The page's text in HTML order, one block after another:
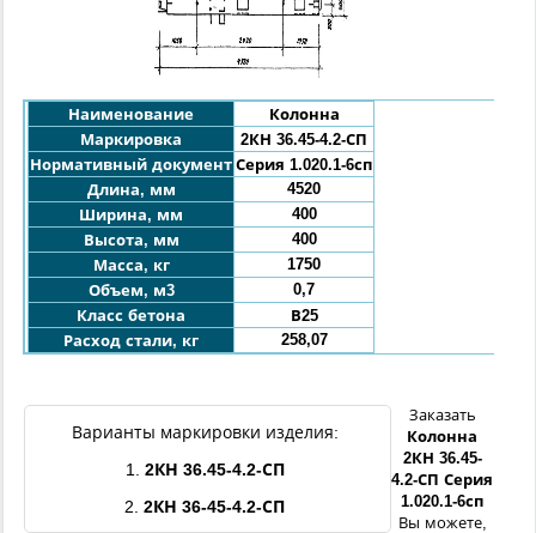
Наименование
Колонна
Маркировка
2КН 36.45-4.2-СП
Нормативный документ Серия 1.020.1-6сп
Длина, мм
4520
Ширина, мм
400
Высота, мм
400
Масса, кг
1750
Объем, м3
0,7
Класс бетона
В25
Расход стали, кг
258,07
Варианты маркировки изделия:
1. 2КН 36.45-4.2-СП
2. 2КН 36-45-4.2-СП
Заказать
Колонна
2КН 36.45-
4.2-СП Серия
1.020.1-6сп
Вы можете,